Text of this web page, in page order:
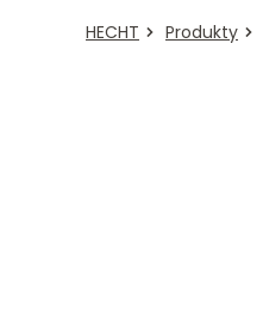
HECHT Produkty